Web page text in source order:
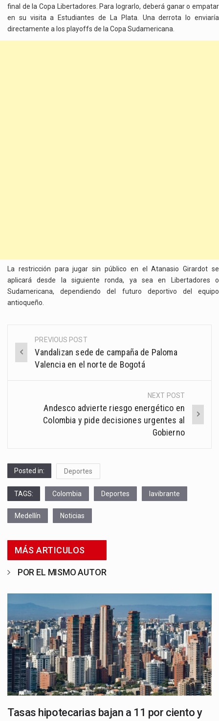
final de la Copa Libertadores. Para lograrlo, deberá ganar o empatar
en su visita a Estudiantes de La Plata. Una derrota lo enviaría
directamente a los playoffs de la Copa Sudamericana.
La restricción para jugar sin público en el Atanasio Girardot se
aplicará desde la siguiente ronda, ya sea en Libertadores o
Sudamericana, dependiendo del futuro deportivo del equipo
antioqueño.
Post
navigation
PREVIOUS POST
Vandalizan sede de campaña de Paloma
Valencia en el norte de Bogotá
NEXT POST
Andesco advierte riesgo energético en
Colombia y pide decisiones urgentes al
Gobierno
Posted in: Deportes
TAGS: Colombia Deportes lavibrante
Medellín Noticias
MÁS ARTICULOS
POR EL MISMO AUTOR
Tasas hipotecarias bajan a 11 por ciento y